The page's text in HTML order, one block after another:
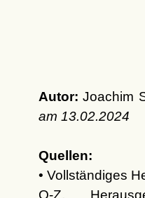
Autor: Joachim
am 13.02.2024
Quellen:
• Vollständiges
Q-Z.